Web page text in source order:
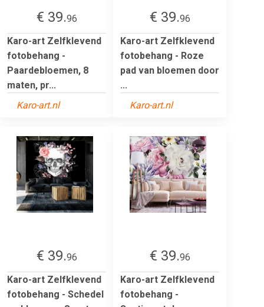
€ 39.96
Karo-art Zelfklevend
fotobehang -
Paardebloemen, 8
maten, pr...
Karo-art.nl
€ 39.96
Karo-art Zelfklevend
fotobehang - Roze
pad van bloemen door
...
Karo-art.nl
€ 39.96
Karo-art Zelfklevend
fotobehang - Schedel
€ 39.96
Karo-art Zelfklevend
fotobehang -